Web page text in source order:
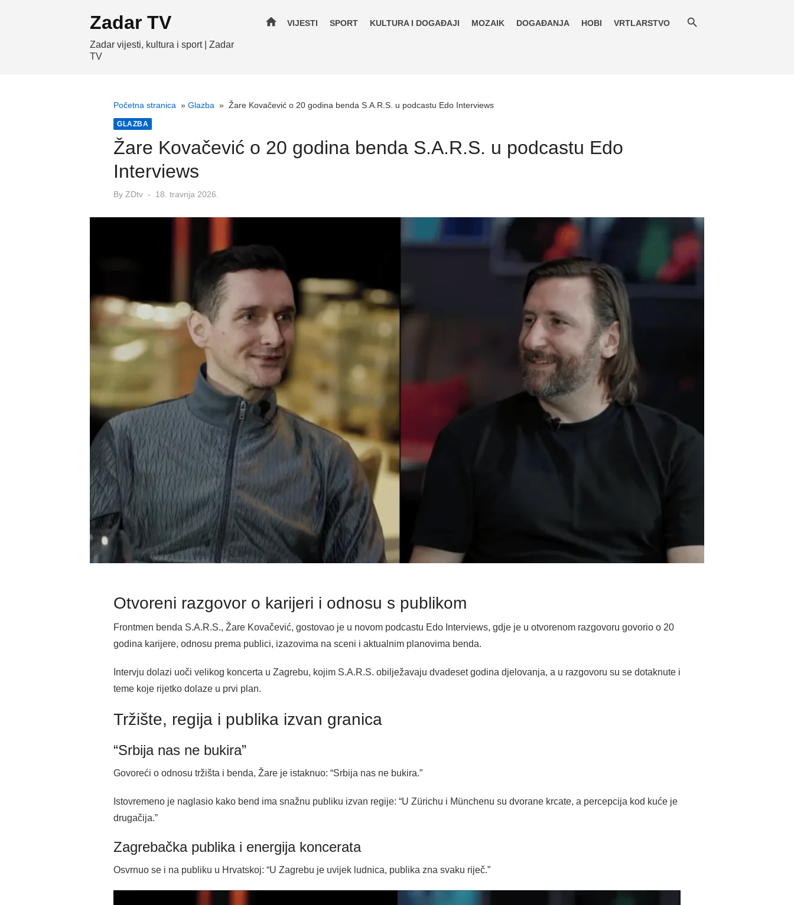
Zadar TV
Zadar vijesti, kultura i sport | Zadar
TV
home VIJESTI SPORT KULTURA I DOGAĐAJI MOZAIK DOGAĐANJA HOBI VRTLARSTVO
Početna stranica » Glazba » Žare Kovačević o 20 godina benda S.A.R.S. u podcastu Edo Interviews
GLAZBA
Žare Kovačević o 20 godina benda S.A.R.S. u podcastu Edo
Interviews
By ZDtv
Posted
18. travnja 2026.
Otvoreni razgovor o karijeri i odnosu s publikom
Frontmen benda S.A.R.S., Žare Kovačević, gostovao je u novom podcastu Edo Interviews, gdje je u otvorenom razgovoru govorio o 20
godina karijere, odnosu prema publici, izazovima na sceni i aktualnim planovima benda.
Intervju dolazi uoči velikog koncerta u Zagrebu, kojim S.A.R.S. obilježavaju dvadeset godina djelovanja, a u razgovoru su se dotaknute i
teme koje rijetko dolaze u prvi plan.
Tržište, regija i publika izvan granica
“Srbija nas ne bukira”
Govoreći o odnosu tržišta i benda, Žare je istaknuo: “Srbija nas ne bukira.”
Istovremeno je naglasio kako bend ima snažnu publiku izvan regije: “U Zürichu i Münchenu su dvorane krcate, a percepcija kod kuće je
drugačija.”
Zagrebačka publika i energija koncerata
Osvrnuo se i na publiku u Hrvatskoj: “U Zagrebu je uvijek ludnica, publika zna svaku riječ.”